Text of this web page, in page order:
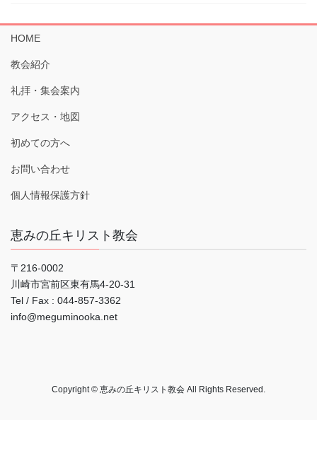
HOME
教会紹介
礼拝・集会案内
アクセス・地図
初めての方へ
お問い合わせ
個人情報保護方針
恵みの丘キリスト教会
〒216-0002
川崎市宮前区東有馬4-20-31
Tel / Fax : 044‐857-3362
info@meguminooka.net
Copyright © 恵みの丘キリスト教会 All Rights Reserved.